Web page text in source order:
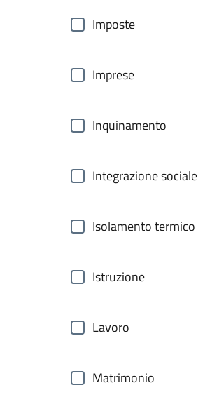
Imposte
Imprese
Inquinamento
Integrazione sociale
Isolamento termico
Istruzione
Lavoro
Matrimonio